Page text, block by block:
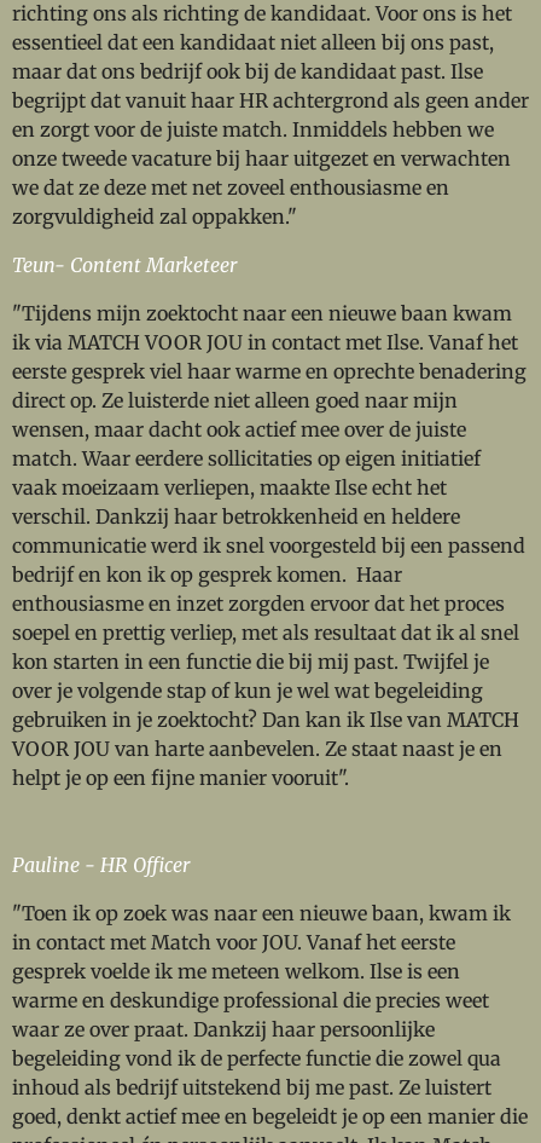
richting ons als richting de kandidaat.Voor ons is het
essentieel dat een kandidaat niet alleen bij ons past,
maar dat ons bedrijf ook bij de kandidaat past. Ilse
begrijpt dat vanuit haar HR achtergrond als geen ander
en zorgt voor de juiste match. Inmiddels hebben we
onze tweede vacature bij haar uitgezet en verwachten
we dat ze deze met net zoveel enthousiasme en
zorgvuldigheid zal oppakken."
Teun- Content Marketeer
"Tijdens mijn zoektocht naar een nieuwe baan kwam
ik via MATCH VOOR JOU in contact met Ilse. Vanaf het
eerste gesprek viel haar warme en oprechte benadering
direct op. Ze luisterde niet alleen goed naar mijn
wensen, maar dacht ook actief mee over de juiste
match. Waar eerdere sollicitaties op eigen initiatief
vaak moeizaam verliepen, maakte Ilse echt het
verschil. Dankzij haar betrokkenheid en heldere
communicatie werd ik snel voorgesteld bij een passend
bedrijf en kon ik op gesprek komen. Haar
enthousiasme en inzet zorgden ervoor dat het proces
soepel en prettig verliep, met als resultaat dat ik al snel
kon starten in een functie die bij mij past. Twijfel je
over je volgende stap of kun je wel wat begeleiding
gebruiken in je zoektocht? Dan kan ik Ilse van MATCH
VOOR JOU van harte aanbevelen. Ze staat naast je en
helpt je op een fijne manier vooruit".
Pauline - HR Officer
"Toen ik op zoek was naar een nieuwe baan, kwam ik
in contact met Match voor JOU. Vanaf het eerste
gesprek voelde ik me meteen welkom. Ilse is een
warme en deskundige professional die precies weet
waar ze over praat. Dankzij haar persoonlijke
begeleiding vond ik de perfecte functie die zowel qua
inhoud als bedrijf uitstekend bij me past. Ze luistert
goed, denkt actief mee en begeleidt je op een manier die